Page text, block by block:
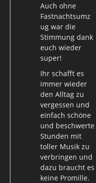
Auch ohne
Fastnachtsumz
ug war die
Stimmung dank
euch wieder
super!
Ihr schafft es
immer wieder
den Alltag zu
vergessen und
einfach schöne
und beschwerte
Stunden mit
toller Musik zu
verbringen und
dazu braucht es
keine Promille.